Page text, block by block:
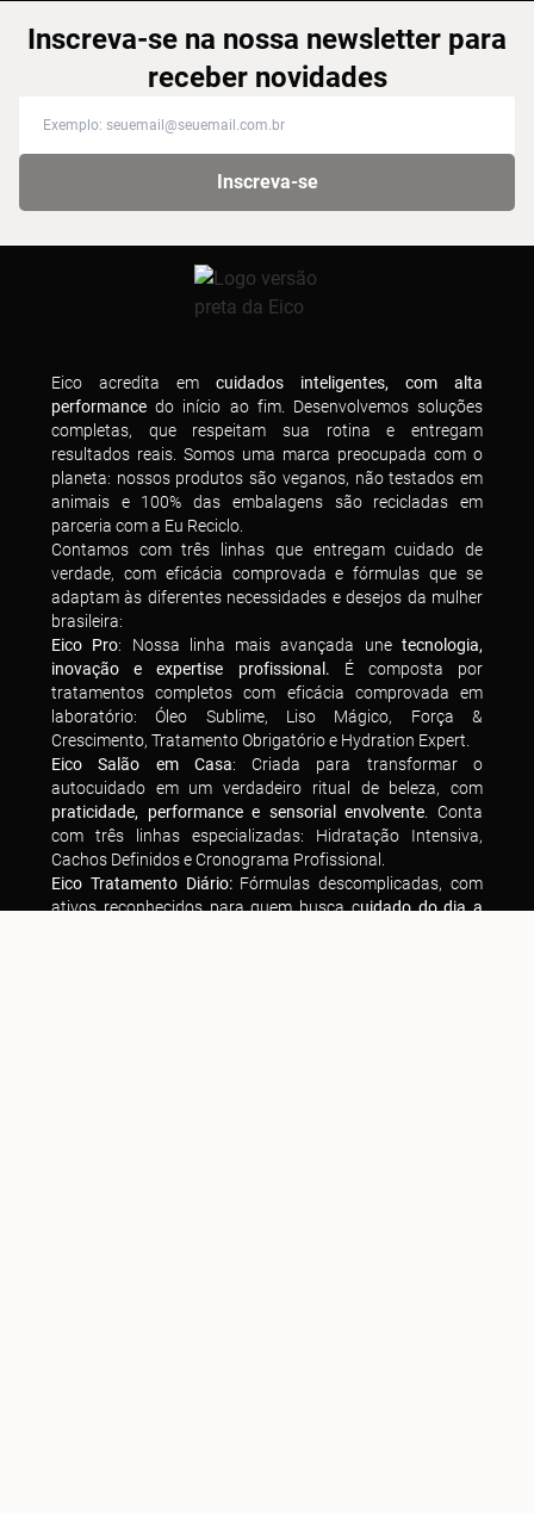
Inscreva-se na nossa newsletter para
receber novidades
Inscreva-se
Eico acredita em cuidados inteligentes, com alta
performance do início ao fim. Desenvolvemos soluções
completas, que respeitam sua rotina e entregam
resultados reais. Somos uma marca preocupada com o
planeta: nossos produtos são veganos, não testados em
animais e 100% das embalagens são recicladas em
parceria com a Eu Reciclo.
Contamos com três linhas que entregam cuidado de
verdade, com eficácia comprovada e fórmulas que se
adaptam às diferentes necessidades e desejos da mulher
brasileira:
Eico Pro: Nossa linha mais avançada unetecnologia,
inovação e expertise profissional. É composta por
tratamentos completos com eficácia comprovada em
laboratório: Óleo Sublime, Liso Mágico, Força &
Crescimento, Tratamento Obrigatório e Hydration Expert.
Eico Salão em Casa: Criada para transformar o
autocuidado em um verdadeiro ritual de beleza, com
praticidade, performance e sensorial envolvente . Conta
com três linhas especializadas: Hidratação Intensiva,
Cachos Definidos e Cronograma Profissional.
Eico Tratamento Diário:Fórmulas descomplicadas, com
ativos reconhecidos para quem busca cuidado do dia a